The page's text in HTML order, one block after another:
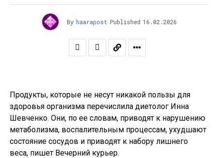
By haarapost Published 16.02.2026
Продукты, которые не несут никакой пользы для
здоровья организма перечислила диетолог Инна
Шевченко. Они, по ее словам, приводят к нарушению
метаболизма, воспалительным процессам, ухудшают
состояние сосудов и приводят к набору лишнего
веса, пишет Вечерний курьер.